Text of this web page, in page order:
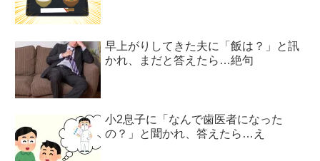
早上がりしてきた夫に「飯は？」と訊
かれ、まだと答えたら…絶句
小2息子に「なんで歯医者になった
の？」と聞かれ、答えたら…え